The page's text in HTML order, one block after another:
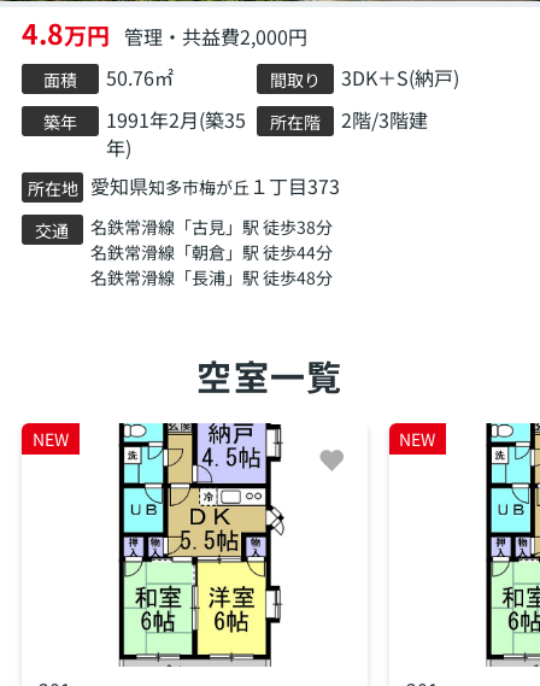
4.8万円 管理・共益費2,000円
面積 50.76㎡ 間取り 3DK＋S(納戸)
築年
1991年2月(築35
年)
所在階 2階/3階建
所在地 愛知県知多市梅が丘 １丁目373
交通 名鉄常滑線 「古見」駅 徒歩38分
名鉄常滑線 「朝倉」駅 徒歩44分
名鉄常滑線 「長浦」駅 徒歩48分
空室一覧
NEW NEW